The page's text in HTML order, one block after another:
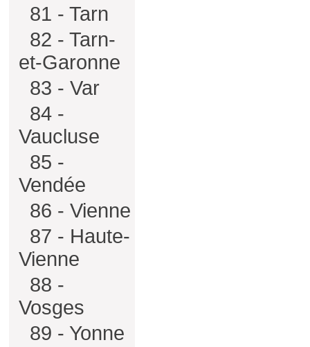
81 - Tarn
82 - Tarn-
et-Garonne
83 - Var
84 -
Vaucluse
85 -
Vendée
86 - Vienne
87 - Haute-
Vienne
88 -
Vosges
89 - Yonne